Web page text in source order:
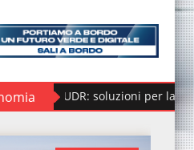
per la nuova due diligence